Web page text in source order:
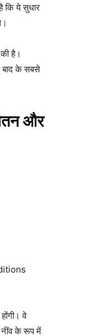
कि ये सुधार
है।
बाद के सबसे
और
वे
नींव के रूप में